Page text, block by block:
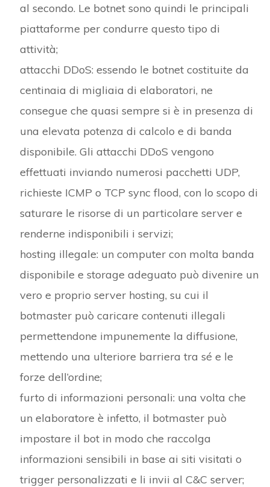
al secondo. Le botnet sono quindi le principali
piattaforme per condurre questo tipo di
attività;
attacchi DDoS: essendo le botnet costituite da
centinaia di migliaia di elaboratori, ne
consegue che quasi sempre si è in presenza di
una elevata potenza di calcolo e di banda
disponibile. Gli attacchi DDoS vengono
effettuati inviando numerosi pacchetti UDP,
richieste ICMP o TCP sync flood, con lo scopo di
saturare le risorse di un particolare server e
renderne indisponibili i servizi;
hosting illegale: un computer con molta banda
disponibile e storage adeguato può divenire un
vero e proprio server hosting, su cui il
botmaster può caricare contenuti illegali
permettendone impunemente la diffusione,
mettendo una ulteriore barriera tra sé e le
forze dell’ordine;
furto di informazioni personali: una volta che
un elaboratore è infetto, il botmaster può
impostare il bot in modo che raccolga
informazioni sensibili in base ai siti visitati o
trigger personalizzati e li invii al C&C server;